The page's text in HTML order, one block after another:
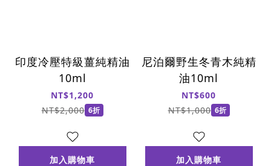
印度冷壓特級薑純精油
10ml
NT$1,200
NT$2,000 6折
加入購物車
尼泊爾野生冬青木純精
油10ml
NT$600
NT$1,000 6折
加入購物車